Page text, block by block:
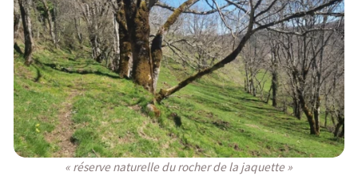
« réserve naturelle du rocher de la jaquette »